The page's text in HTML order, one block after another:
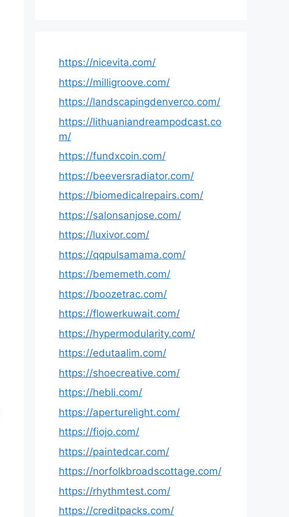
https://nicevita.com/
https://milligroove.com/
https://landscapingdenverco.com/
https://lithuaniandreampodcast.co
m/
https://fundxcoin.com/
https://beeversradiator.com/
https://biomedicalrepairs.com/
https://salonsanjose.com/
https://luxivor.com/
https://qqpulsamama.com/
https://bememeth.com/
https://boozetrac.com/
https://flowerkuwait.com/
https://hypermodularity.com/
https://edutaalim.com/
https://shoecreative.com/
https://hebli.com/
https://aperturelight.com/
https://fiojo.com/
https://paintedcar.com/
https://norfolkbroadscottage.com/
https://rhythmtest.com/
https://creditpacks.com/